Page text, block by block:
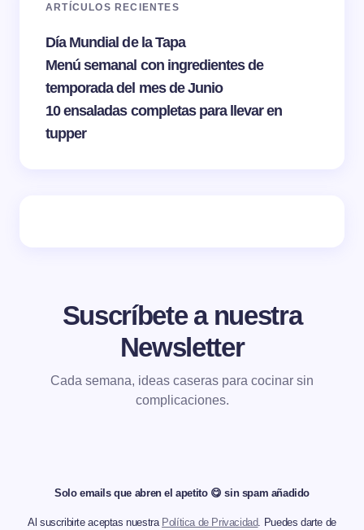
ARTÍCULOS RECIENTES
Día Mundial de la Tapa
Menú semanal con ingredientes de
temporada del mes de Junio
10 ensaladas completas para llevar en
tupper
Suscríbete a nuestra
Newsletter
Cada semana, ideas caseras para cocinar sin
complicaciones.
Solo emails que abren el apetito 😋 sin spam añadido
Al suscribirte aceptas nuestra Política de Privacidad. Puedes darte de